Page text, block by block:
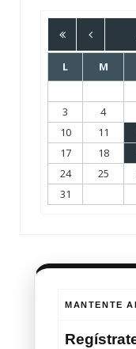
L M
3
4
10
11
17
18
24
25
31
MANTENTE